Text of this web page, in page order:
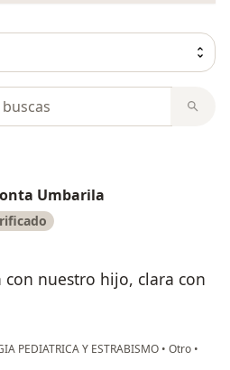
Umbarila
nuestro hijo, clara con
PEDIATRICA Y ESTRABISMO • Otro •
Choconta Umbarila